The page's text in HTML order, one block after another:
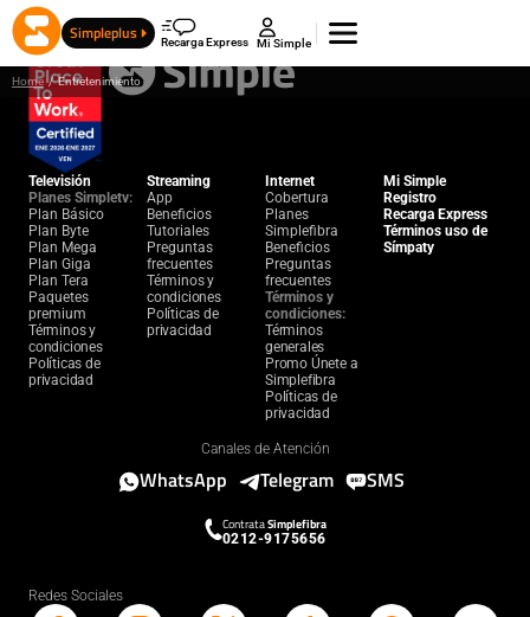
Simpleplus Recarga Express Mi Simple
Home/Entretenimiento
Televisión
Planes Simpletv:
Plan Básico
Plan Byte
Plan Mega
Plan Giga
Plan Tera
Paquetes
premium
Términos y
condiciones
Políticas de
privacidad
Streaming
App
Beneficios
Tutoriales
Preguntas
frecuentes
Términos y
condiciones
Políticas de
privacidad
Internet
Cobertura
Planes
Simplefibra
Beneficios
Preguntas
frecuentes
Términos y
condiciones:
Términos
generales
Promo Únete a
Simplefibra
Políticas de
privacidad
Mi Simple
Registro
Recarga Express
Términos uso de
Símpaty
Canales de Atención
WhatsApp Telegram SMS
ContrataSimplefibra
0212-9175656
Redes Sociales